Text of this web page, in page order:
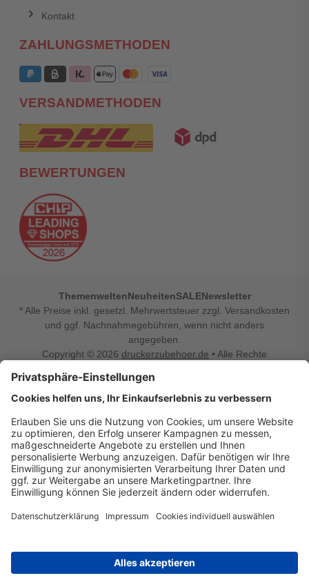
Kontakt
ZAHLUNGSMETHODEN
VERSANDMETHODEN
BEWERTUNGEN
ThemenweltenNeuheitenSALENewsletter
* Alle Preise inkl. gesetzl. Mehrwertsteuer zzgl. Versandkosten
und ggf. Nachnahmegebühren, wenn nicht anders
angegeben.
Copyright © 2026 druckerzubehoer.de • Alle Rechte
Vertrag widerrufen
Druckerzubehoer.de – preiswerte Qualität für Ihr Office
Sie sind auf der Suche nach dem passenden Druckerzubehör
oder Zubehör für das Büro, den Computer oder Ihr
Smartphone? Dann sind Sie bei Druckerzubehoer.de genau
richtig! Unser breites Sortiment bietet unter anderem Tinte
und Toner für alle gängigen Druckermodelle – großer sowie
kleiner Hersteller. Zugleich sind wir Ihr Online Fachhandel für
einrichten, die Werkstatt ausstatten oder den Alltag mit
was Ihren Arbeitsplatz noch komfortabler macht, finden Sie
bei uns auch Bastelspaß, Schulbedarf, Beleuchtung,